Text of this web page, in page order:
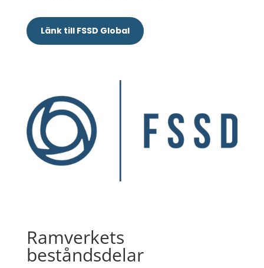
Länk till FSSD Global
Ramverkets
beståndsdelar